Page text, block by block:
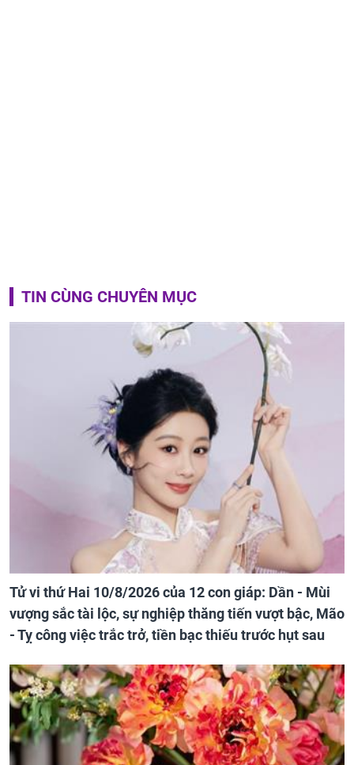
TIN CÙNG CHUYÊN MỤC
Tử vi thứ Hai 10/8/2026 của 12 con giáp: Dần - Mùi
vượng sắc tài lộc, sự nghiệp thăng tiến vượt bậc, Mão
- Tỵ công việc trắc trở, tiền bạc thiếu trước hụt sau